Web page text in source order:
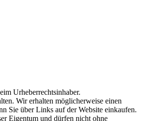
Urheberrechtsinhaber.
Wir erhalten möglicherweise einen
Sie über Links auf der Website einkaufen.
Eigentum und dürfen nicht ohne